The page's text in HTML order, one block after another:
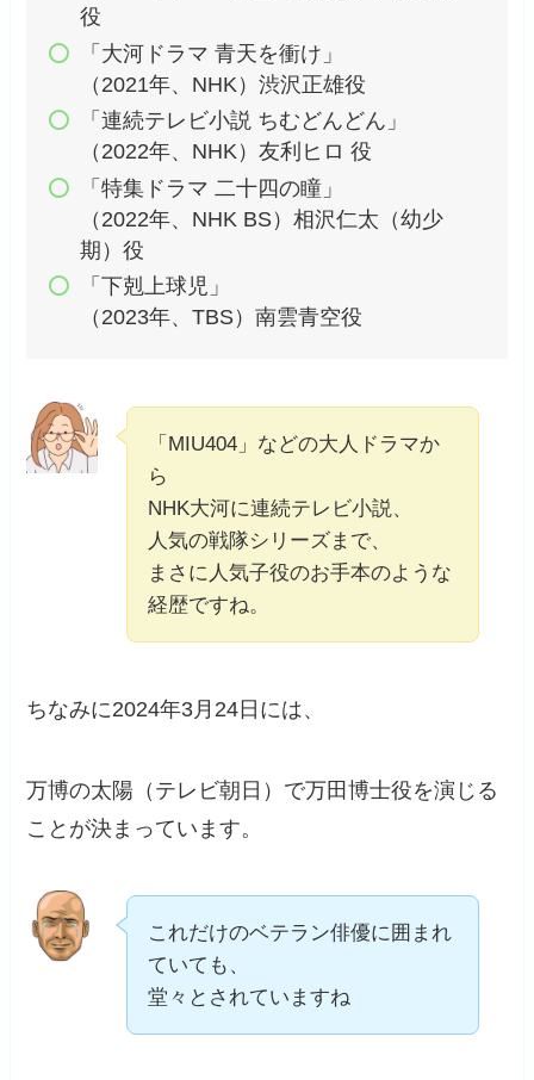
役
「大河ドラマ 青天を衝け」
（2021年、NHK）渋沢正雄役
「連続テレビ小説 ちむどんどん」
（2022年、NHK）友利ヒロ 役
「特集ドラマ 二十四の瞳」
（2022年、NHK BS）相沢仁太（幼少
期）役
「下剋上球児」
（2023年、TBS）南雲青空役
「MIU404」などの大人ドラマか
ら
NHK大河に連続テレビ小説、
人気の戦隊シリーズまで、
まさに人気子役のお手本のような
経歴ですね。
ちなみに2024年3月24日には、
万博の太陽（テレビ朝日）で万田博士役を演じる
ことが決まっています。
これだけのベテラン俳優に囲まれ
ていても、
堂々とされていますね